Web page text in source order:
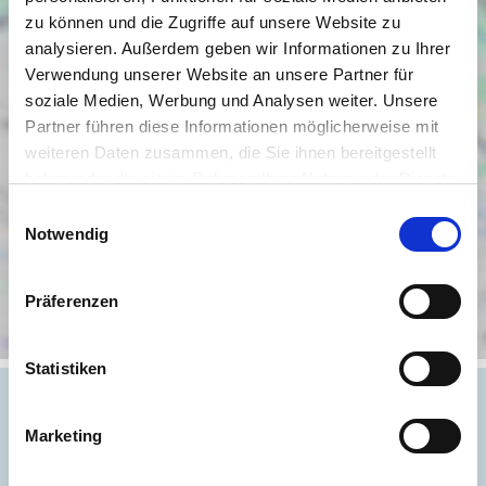
zu können und die Zugriffe auf unsere Website zu
analysieren. Außerdem geben wir Informationen zu Ihrer
Verwendung unserer Website an unsere Partner für
soziale Medien, Werbung und Analysen weiter. Unsere
Partner führen diese Informationen möglicherweise mit
weiteren Daten zusammen, die Sie ihnen bereitgestellt
Notwendig
Präferenzen
Statistiken
Marketing